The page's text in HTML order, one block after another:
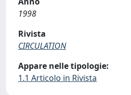
1998
Rivista
CIRCULATION
Appare nelle tipologie:
1.1 Articolo in Rivista